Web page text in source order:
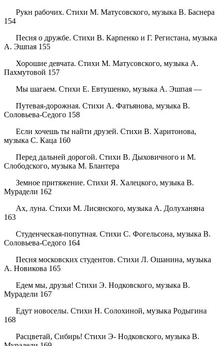
Рукн рабочих. Стихи М. Матусовского, музыка В. Баснера
154
Песня о дружбе. Стихи В. Карпенко и Г. Регистана, музыка
А. Эшпая 155
Хорошие девчата. Стихи М. Матусовского, музыка А.
Пахмутовой 157
Мы шагаем. Стихи Е. Евтушенко, музыка А. Эшпая —
Путевая-дорожная. Стихи А. Фатьянова, музыка В.
Соловьева-Седого 158
Если хочешь ты найти друзей. Стихи В. Харитонова,
музыка С. Каца 160
Перед дальней дорогой. Стихи В. Дыховичного и М.
Слободского, музыка М. Блантера
Земное притяжение. Стихи Я. Халецкого, музыка В.
Мурадели 162
Ах, луна. Стихи М. Лисянского, музыка А. Долуханяна
163
Студенческая-попутная. Стихи С. Фогельсона, музыка В.
Соловьева-Седого 164
Песня московских студентов. Стихи Л. Ошанина, музыка
А. Новикова 165
Едем мы, друзья! Стихи Э. Нодковского, музыка В.
Мурадели 167
Едут новоселы. Стихи Н. Солохиной, музыка Родыгина
168
Расцветай, Сибирь! Стихи Э- Нодковского, музыка В.